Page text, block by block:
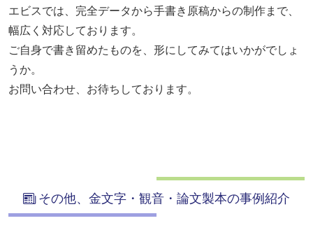
エビスでは、完全データから手書き原稿からの制作まで、
幅広く対応しております。
ご自身で書き留めたものを、形にしてみてはいかがでしょ
うか。
お問い合わせ、お待ちしております。
その他、金文字・観音・論文製本の事例紹介